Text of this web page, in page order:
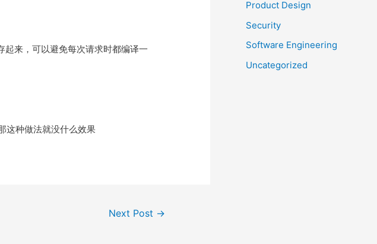
来，可以避免每次请求时都编译一
这种做法就没什么效果
Next Post →
Product Design
Security
Software Engineering
Uncategorized